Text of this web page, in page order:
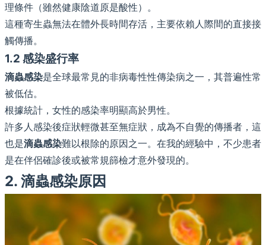
理條件（雖然健康陰道原是酸性）。
這種寄生蟲無法在體外長時間存活，主要依賴人際間的直接接
觸傳播。
1.2 感染盛行率
滴蟲感染是全球最常見的非病毒性性傳染病之一，其普遍性常
被低估。
根據統計，女性的感染率明顯高於男性。
許多人感染後症狀輕微甚至無症狀，成為不自覺的傳播者，這
也是滴蟲感染難以根除的原因之一。在我的經驗中，不少患者
是在伴侶確診後或被常規篩檢才意外發現的。
2. 滴蟲感染原因